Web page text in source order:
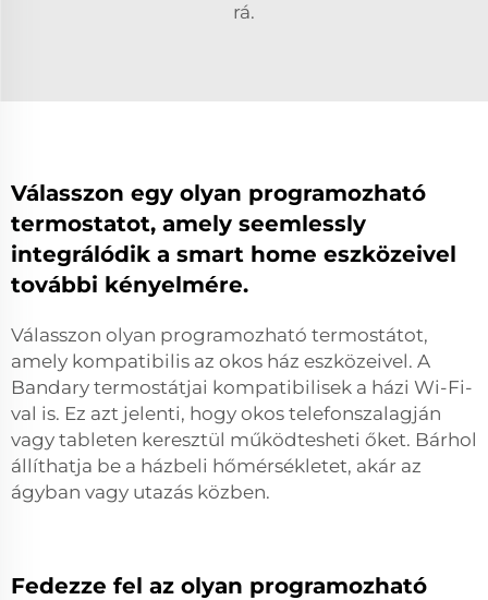
rá.
Válasszon egy olyan programozható
termostatot, amely seemlessly
integrálódik a smart home eszközeivel
további kényelmére.
Válasszon olyan programozható termostátot,
amely kompatibilis az okos ház eszközeivel. A
Bandary termostátjai kompatibilisek a házi Wi-Fi-
val is. Ez azt jelenti, hogy okos telefonszalagján
vagy tableten keresztül működtesheti őket. Bárhol
állíthatja be a házbeli hőmérsékletet, akár az
ágyban vagy utazás közben.
Fedezze fel az olyan programozható